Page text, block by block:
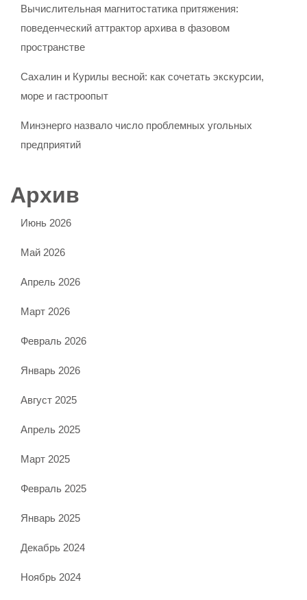
Вычислительная магнитостатика притяжения:
поведенческий аттрактор архива в фазовом
пространстве
Сахалин и Курилы весной: как сочетать экскурсии,
море и гастроопыт
Минэнерго назвало число проблемных угольных
предприятий
Архив
Июнь 2026
Май 2026
Апрель 2026
Март 2026
Февраль 2026
Январь 2026
Август 2025
Апрель 2025
Март 2025
Февраль 2025
Январь 2025
Декабрь 2024
Ноябрь 2024